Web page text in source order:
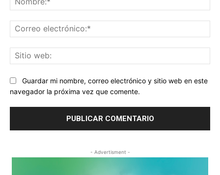
Guardar mi nombre, correo electrónico y sitio web en este
navegador la próxima vez que comente.
- Advertisment -